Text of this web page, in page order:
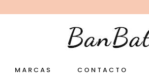
MARCAS CONTACTO